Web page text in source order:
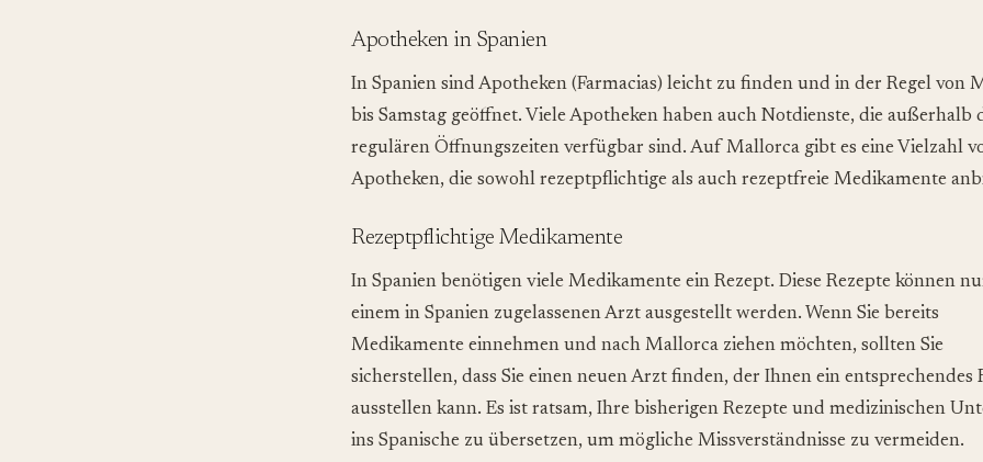
Apotheken in Spanien
In Spanien sind Apotheken (Farmacias) leicht zu finden und in der Regel von
bis Samstag geöffnet. Viele Apotheken haben auch Notdienste, die außerhalb
regulären Öffnungszeiten verfügbar sind. Auf Mallorca gibt es eine Vielzahl
Apotheken, die sowohl rezeptpflichtige als auch rezeptfreie Medikamente
Rezeptpflichtige Medikamente
In Spanien benötigen viele Medikamente ein Rezept. Diese Rezepte können
einem in Spanien zugelassenen Arzt ausgestellt werden. Wenn Sie bereits
Medikamente einnehmen und nach Mallorca ziehen möchten, sollten Sie
sicherstellen, dass Sie einen neuen Arzt finden, der Ihnen ein entsprechendes
ausstellen kann. Es ist ratsam, Ihre bisherigen Rezepte und medizinischen
ins Spanische zu übersetzen, um mögliche Missverständnisse zu vermeiden.